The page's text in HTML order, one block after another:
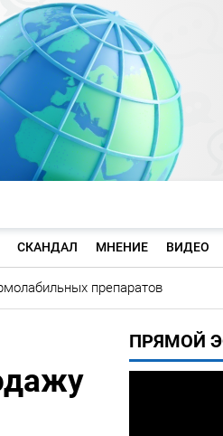
СКАНДАЛ МНЕНИЕ ВИДЕО
препаратов
ПРЯМОЙ